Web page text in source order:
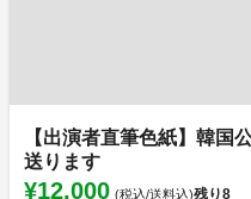
【出演者直筆色紙】韓国
送ります
¥12,000 (税込/送料込)残り8